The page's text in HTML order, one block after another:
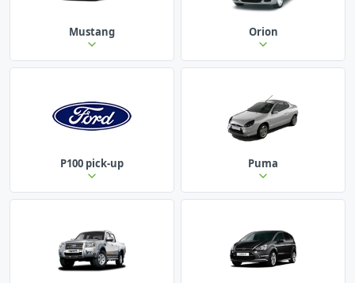
Mustang Orion
P100 pick-up Puma